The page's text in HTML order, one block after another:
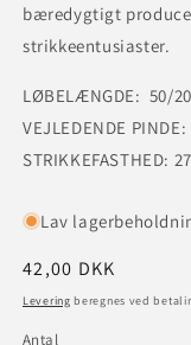
bæredygtigt
strikkeentusiaster.
LØBELÆNGDE: 50/
VEJLEDENDE
STRIKKEFASTHED:
Lav
Normalpris
42,00 DKK
Levering beregnes ved
Antal